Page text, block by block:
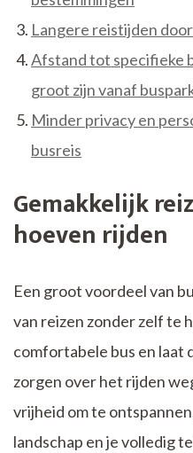
Langere reistijden
Afstand tot specifieke
groot zijn vanaf
Minder privacy en
busreis
Gemakkelijk
hoeven rijden
Een groot voordeel van
van reizen zonder zelf te
comfortabele bus en laat
zorgen over het rijden
vrijheid om te
landschap en je volledig